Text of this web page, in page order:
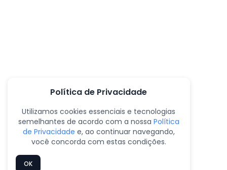
Política de Privacidade
Utilizamos cookies essenciais e tecnologias
semelhantes de acordo com a nossa Política
de Privacidade e, ao continuar navegando,
você concorda com estas condições.
OK